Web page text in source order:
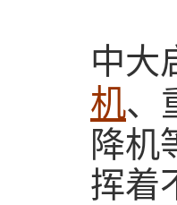
中大
机、
降机
挥着